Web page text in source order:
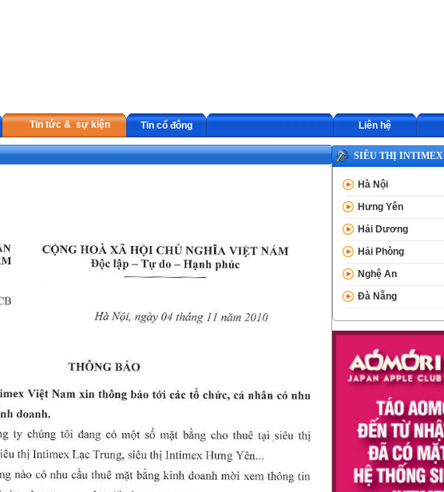
Tin tức & sự kiện Tin cổ đông Liên hệ
SIÊU THỊ INTIMEX
Hà Nội
Hưng Yên
Hải Dương
Hải Phòng
Nghệ An
Đà Nẵng